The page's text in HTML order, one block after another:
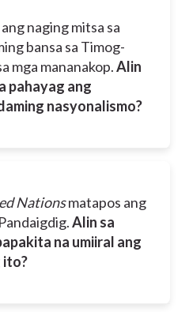
naging mitsa sa
bansa sa Timog-
mga mananakop.Alin
pahayag ang
nasyonalismo?
Nationsmatapos ang
Alin sa
na umiiral ang
ito?